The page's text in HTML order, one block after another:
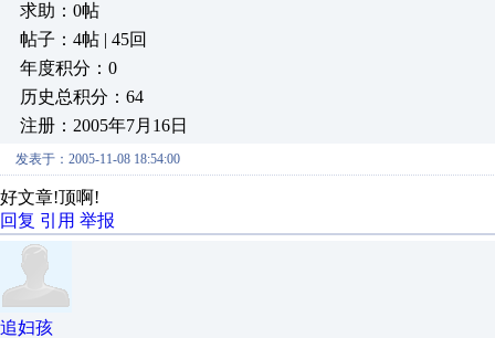
求助：0帖
帖子：4帖 | 45回
年度积分：0
历史总积分：64
注册：2005年7月16日
发表于：2005-11-08 18:54:00
好文章!顶啊!
回复 引用 举报
追妇孩